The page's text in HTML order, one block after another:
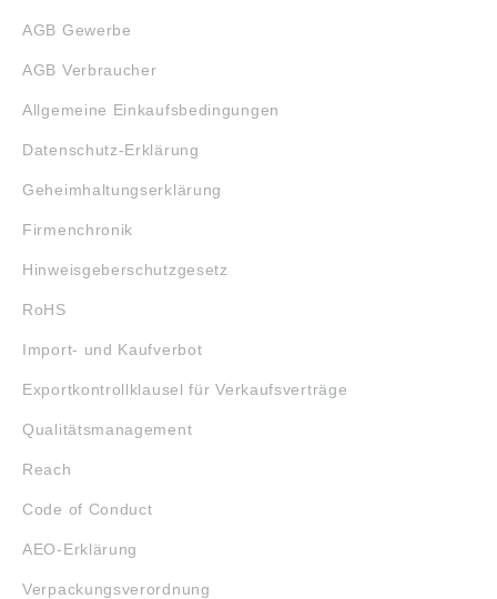
AGB Gewerbe
AGB Verbraucher
Allgemeine Einkaufsbedingungen
Datenschutz-Erklärung
Geheimhaltungserklärung
Firmenchronik
Hinweisgeberschutzgesetz
RoHS
Import- und Kaufverbot
Exportkontrollklausel für Verkaufsverträge
Qualitätsmanagement
Reach
Code of Conduct
AEO-Erklärung
Verpackungsverordnung